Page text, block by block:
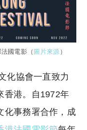
國電影（ 圖片來源 ）
化協會一直致力
香港。自1972年
化事務署合作，成